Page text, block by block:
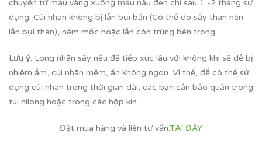
chuyển từ màu vàng xuống màu nâu đen chỉ sau 1 -2 tháng sử
dụng. Cùi nhãn không bị lẫn bụi bẩn (Có thể do sấy than nên
lẫn bụi than), nấm mốc hoặc lẫn côn trùng bên trong.
Lưu ý: Long nhãn sấy nếu để tiếp xúc lâu với không khí sẽ dễ bị
nhiễm ẩm, cùi nhãn mềm, ăn không ngon. Vì thế, để có thể sử
dụng cùi nhãn trong thời gian dài, các bạn cần bảo quản trong
túi nilong hoặc trong các hộp kín.
Đặt mua hàng và liên tư vấn:TẠI ĐÂY